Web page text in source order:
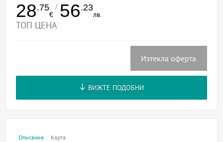
28.75
€
/ 56.23
лв.
ТОП ЦЕНА
Изтекла оферта
ВИЖТЕ ПОДОБНИ
Описание Карта